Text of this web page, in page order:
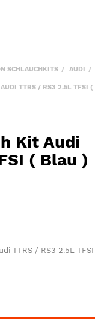
SCHLAUCHKITS
AUDI
TTRS / RS3 2.5L TFSI (
Kit Audi
( Blau )
TTRS / RS3 2.5L TFSI